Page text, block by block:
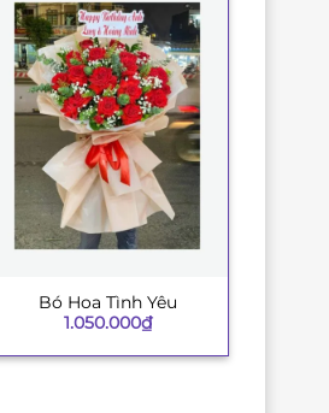
Bó Hoa Tình Yêu
1.050.000₫